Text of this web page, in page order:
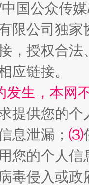
国公众传
限公司独
，授权合
应链接。
发生，本网
提供您的个
息泄漏； ⑶
您的个人
毒侵入或